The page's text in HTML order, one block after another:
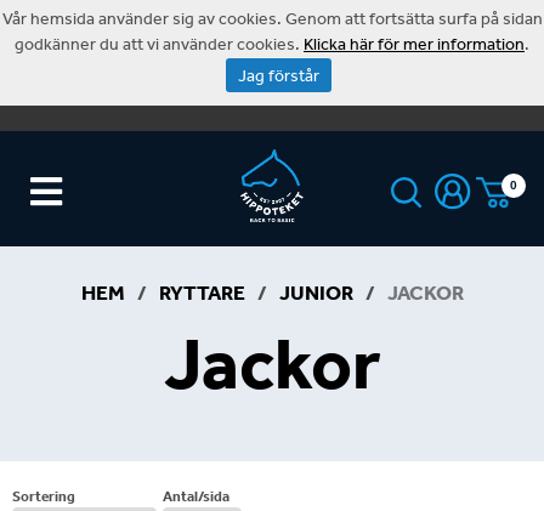
0
HEM / RYTTARE / JUNIOR / JACKOR
Jackor
Sortering Antal/sida
Vår hemsida använder sig av cookies. Genom att fortsätta surfa på sidan
godkänner du att vi använder cookies. Klicka här för mer information.
Jag förstår